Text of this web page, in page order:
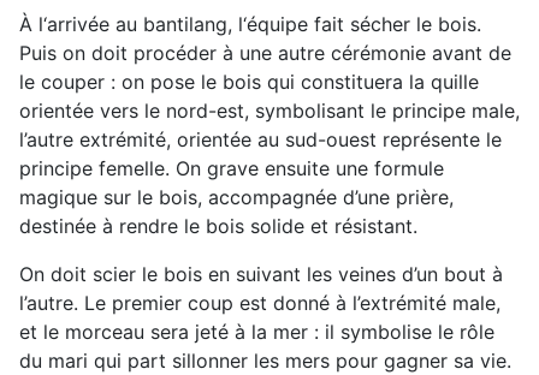
À l‘arrivée au bantilang, l‘équipe fait sécher le bois.
Puis on doit procéder à une autre cérémonie avant de
le couper : on pose le bois qui constituera la quille
orientée vers le nord-est, symbolisant le principe male,
l’autre extrémité, orientée au sud-ouest représente le
principe femelle. On grave ensuite une formule
magique sur le bois, accompagnée d’une prière,
destinée à rendre le bois solide et résistant.
On doit scier le bois en suivant les veines d’un bout à
l’autre. Le premier coup est donné à l’extrémité male,
et le morceau sera jeté à la mer : il symbolise le rôle
du mari qui part sillonner les mers pour gagner sa vie.